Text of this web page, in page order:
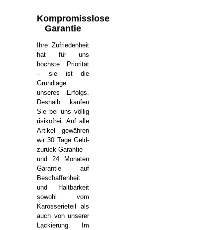
Kompromisslose
Garantie
Ihre Zufriedenheit
hat für uns
höchste Priorität
– sie ist die
Grundlage
unseres Erfolgs.
Deshalb kaufen
Sie bei uns völlig
risikofrei. Auf alle
Artikel gewähren
wir 30 Tage Geld-
zurück-Garantie
und 24 Monaten
Garantie auf
Beschaffenheit
und Haltbarkeit
sowohl vom
Karosserieteil als
auch von unserer
Lackierung. Im